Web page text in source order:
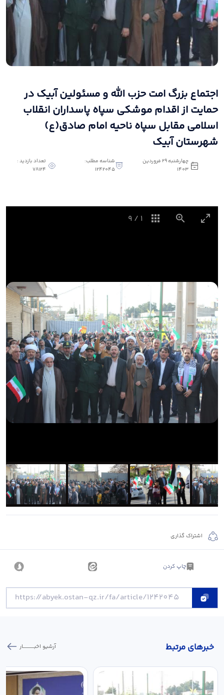
اجتماع بزرگ امت حزب الله و مسئولین آبیک در
حمایت از اقدام موشکی سپاه پاسداران انقلاب
اسلامی مقابل سپاه ناحیه امام صادق(ع)
شهرستان آبیک
چهارشنبه 29 فروردین
1403
شناسه مطلب:
1242045
تعداد بازدید :
78124
1
/
9
اشتراک گذاری
چاپ کردن
خبر‌های مرتبط آرشیو اخبـــــــــــار